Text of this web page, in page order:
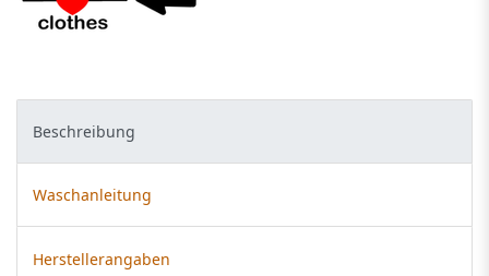
Beschreibung
Waschanleitung
Herstellerangaben